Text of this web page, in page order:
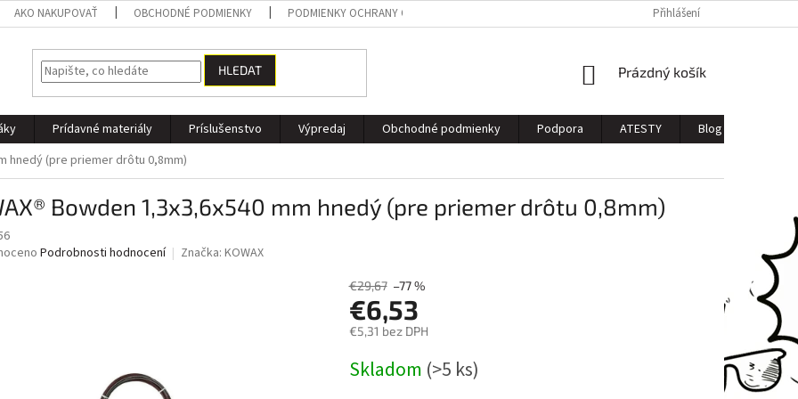
AKO NAKUPOVAŤ OBCHODNÉ PODMIENKY PODMIENKY OCHRANY OSOBNÝCH ÚDAJOV Přihlášení
HLEDAT
NÁKUPNÍ
Prázdný košík
Prídavné materiály Príslušenstvo Výpredaj Obchodné podmienky Podpora ATESTY Blog
hnedý (pre priemer drôtu 0,8mm)
Bowden 1,3x3,6x540 mm hnedý (pre priemer drôtu 0,8mm)
Podrobnosti hodnocení Značka: KOWAX
€29,67 –77 %
€6,53
€5,31 bez DPH
cena:
Skladom (>5 ks)